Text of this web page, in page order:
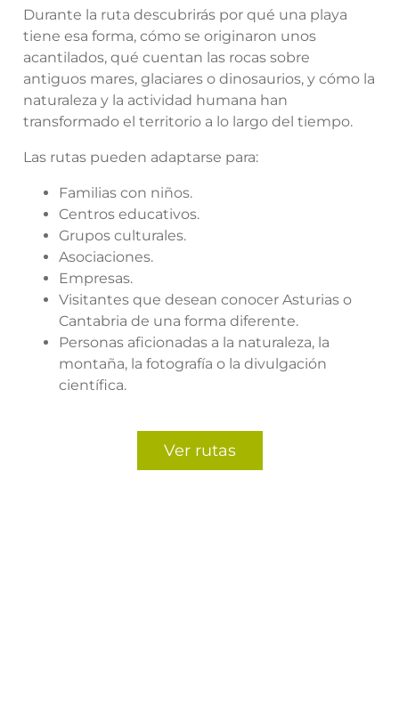
Durante la ruta descubrirás por qué una playa
tiene esa forma, cómo se originaron unos
acantilados, qué cuentan las rocas sobre
antiguos mares, glaciares o dinosaurios, y cómo la
naturaleza y la actividad humana han
transformado el territorio a lo largo del tiempo.
Las rutas pueden adaptarse para:
Familias con niños.
Centros educativos.
Grupos culturales.
Asociaciones.
Empresas.
Visitantes que desean conocer Asturias o
Cantabria de una forma diferente.
Personas aficionadas a la naturaleza, la
montaña, la fotografía o la divulgación
científica.
Ver rutas